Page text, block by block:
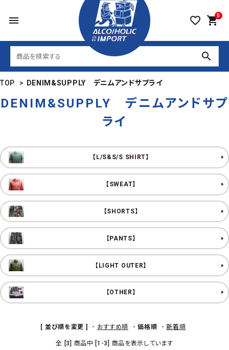
menu favorite_border 0
shopping_cart
search
TOP > DENIM&SUPPLY デニムアンドサプライ
DENIM&SUPPLY デニムアンドサプ
ライ
【L/S&S/S SHIRT】
【SWEAT】
【SHORTS】
【PANTS】
【LIGHT OUTER】
【OTHER】
[ 並び順を変更 ] - おすすめ順 -価格順 -新着順
全 [3] 商品中 [1-3] 商品を表示しています